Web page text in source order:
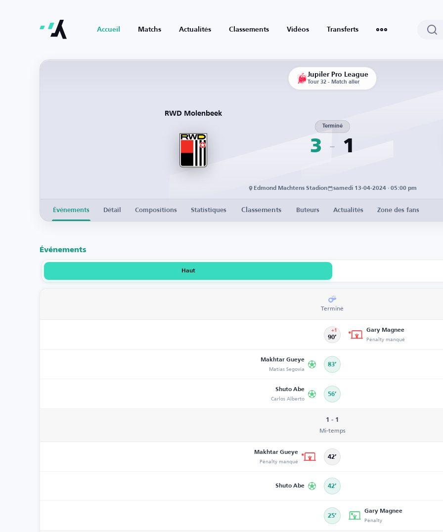
Accueil Matchs Actualités Classements Vidéos Transferts
Jupiler Pro League
Tour 32 - Match aller
RWD Molenbeek
3
Terminé
1
Edmond Machtens Stadion samedi 13-04-2024 · 05:00 pm
Événements Détail Compositions Statistiques Classements Buteurs Actualités Zone des fans
Événements
Haut
Terminé
90’
+1 Gary Magnee
Pénalty manqué
Makhtar Gueye
Matías Segovia 83’
Shuto Abe
Carlos Alberto 56’
1 - 1
Mi-temps
Makhtar Gueye
Pénalty manqué 42’
Shuto Abe 42’
25’
Gary Magnee
Pénalty